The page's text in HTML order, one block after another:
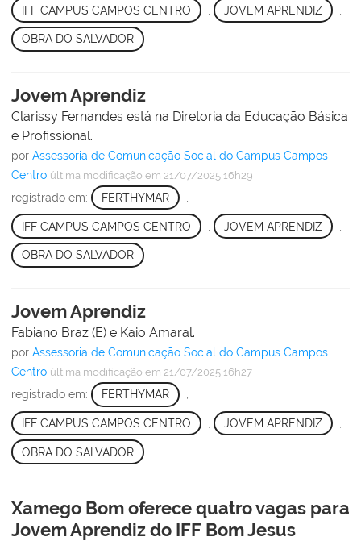
IFF CAMPUS CAMPOS CENTRO JOVEM APRENDIZ
OBRA DO SALVADOR
Jovem Aprendiz
Clarissy Fernandes está na Diretoria da Educação Básica
e Profissional.
por Assessoria de Comunicação Social do Campus Campos
Centro última modificação em 21/07/2025 16h29
registrado em: FERTHYMAR
IFF CAMPUS CAMPOS CENTRO JOVEM APRENDIZ
OBRA DO SALVADOR
Jovem Aprendiz
Fabiano Braz (E) e Kaio Amaral.
por Assessoria de Comunicação Social do Campus Campos
Centro última modificação em 21/07/2025 16h27
registrado em: FERTHYMAR
IFF CAMPUS CAMPOS CENTRO JOVEM APRENDIZ
OBRA DO SALVADOR
Xamego Bom oferece quatro vagas para
Jovem Aprendiz do IFF Bom Jesus